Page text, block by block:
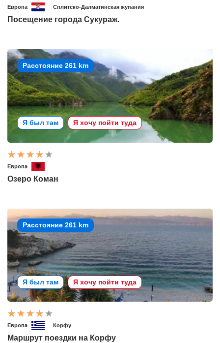
Европа Сплитско-Далматинская жупания
Посещение города Сукураж.
Расстояние 261 km
Я был там Я хочу пойти туда
Европа
Озеро Коман
Расстояние 261 km
Я был там Я хочу пойти туда
Европа Корфу
Маршрут поездки на Корфу